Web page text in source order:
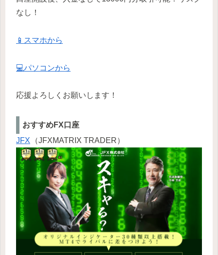
なし！
📱スマホから
💻パソコンから
応援よろしくお願いします！
おすすめFX口座
JFX
（JFXMATRIX TRADER）